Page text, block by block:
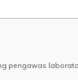
pengawas